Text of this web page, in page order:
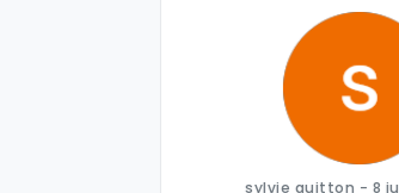
sylvie guitton - 8